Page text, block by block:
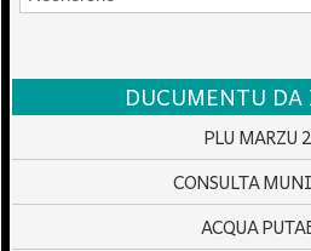
DUCUMENTU
PLU MARZU
CONSULTA
ACQUA